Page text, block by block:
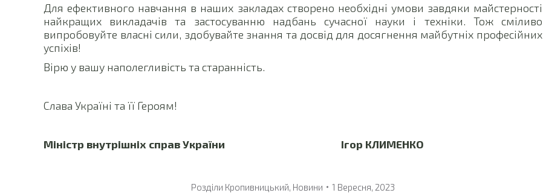
Для ефективного навчання в наших закладах створено необхідні умови завдяки майстерності
найкращих викладачів та застосуванню надбань сучасної науки і техніки. Тож сміливо
випробовуйте власні сили, здобувайте знання та досвід для досягнення майбутніх професійних
успіхів!
Вірю у вашу наполегливість та старанність.
Слава Україні та її Героям!
Міністр внутрішніх справ України Ігор КЛИМЕНКО
Розділи Кропивницький Новини 1 Вересня, 2023